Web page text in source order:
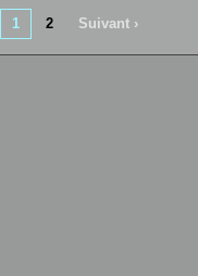
1 2 Suivant ›